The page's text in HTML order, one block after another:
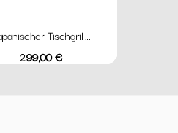
Tischgrill...
Preis
299,00 €